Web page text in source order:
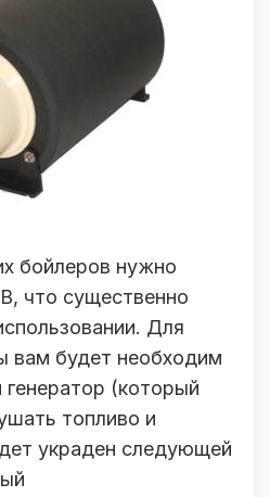
бойлеров нужно
что существенно
Для
вам будет необходим
(который
топливо и
украден следующей